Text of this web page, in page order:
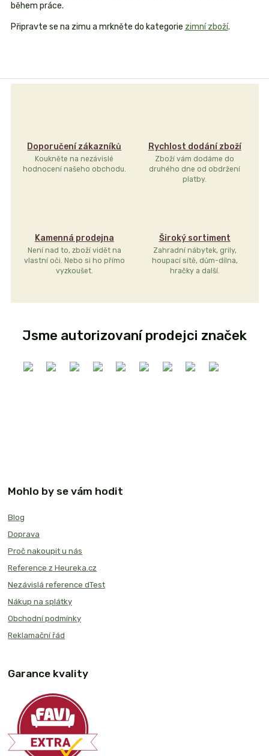
během práce.
Připravte se na zimu a mrkněte do kategorie zimní zboží.
Doporučení zákazníků
Koukněte na nezávislé
hodnocení našeho obchodu.
Rychlost dodání zboží
Zboží vám dodáme do
druhého dne od obdržení
platby.
Kamenná prodejna
Není nad to, zboží vidět na
vlastní oči. Nebo si ho přímo
vyzkoušet.
Široký sortiment
Zahradní nábytek, grily,
houpací sítě, dům-dílna,
hračky a další.
Jsme autorizovaní prodejci značek
Mohlo by se vám hodit
Blog
Doprava
Proč nakoupit u nás
Reference z Heureka.cz
Nezávislá reference dTest
Nákup na splátky
Obchodní podmínky
Reklamační řád
Garance kvality